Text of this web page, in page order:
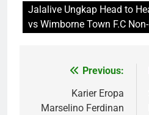
Jalalive Ungkap Head to
vs Wimborne Town F.C
navigation
Previous:
Karier Eropa
Marselino Ferdinan